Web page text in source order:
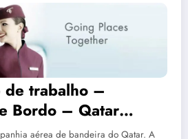
de trabalho –
Bordo – Qatar
aérea de bandeira do Qatar. A